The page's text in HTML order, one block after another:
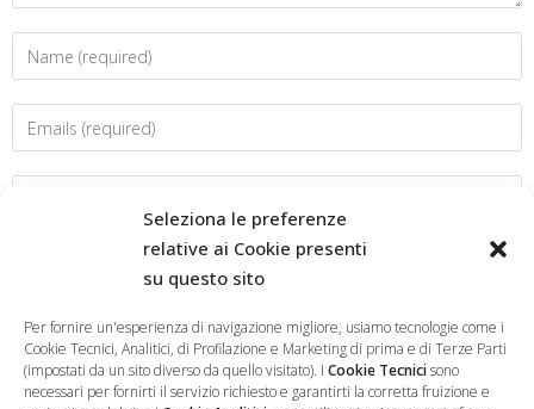
Seleziona le preferenze
relative ai Cookie presenti
su questo sito
Per fornire un'esperienza di navigazione migliore, usiamo tecnologie come i
Cookie Tecnici, Analitici, di Profilazione e Marketing di prima e di Terze Parti
(impostati da un sito diverso da quello visitato). I Cookie Tecnicisono
necessari per fornirti il servizio richiesto e garantirti la corretta fruizione e
Salva il mio nome, email e sito web in questo browser per la
prossima volta che commento.